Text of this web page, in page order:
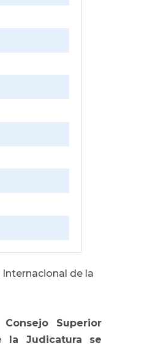
de la
Consejo Superior
la Judicatura se